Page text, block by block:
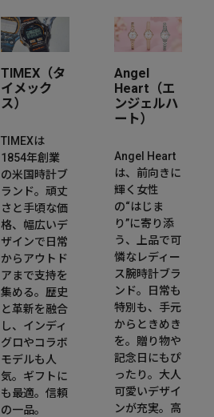
TIMEX（タ
イメック
ス）
TIMEXは
1854年創業
の米国時計ブ
ランド。頑丈
さと手頃な価
格、幅広いデ
ザインで日常
からアウトド
アまで支持を
集める。歴史
と革新を融合
し、インディ
グロやコラボ
モデルも人
気。ギフトに
も最適。信頼
の一品。
Angel
Heart（エ
ンジェルハ
ート）
Angel Heart
は、前向きに
輝く女性
の“はじま
り”に寄り添
う、上品で可
憐なレディー
ス腕時計ブラ
ンド。日常も
特別も、手元
からときめき
を。贈り物や
記念日にもぴ
ったり。大人
可愛いデザイ
ンが充実。高